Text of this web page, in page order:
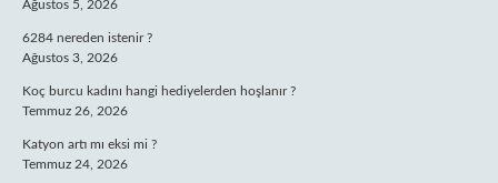
Ağustos 5, 2026
6284 nereden istenir ?
Ağustos 3, 2026
Koç burcu kadını hangi hediyelerden hoşlanır ?
Temmuz 26, 2026
Katyon artı mı eksi mi ?
Temmuz 24, 2026